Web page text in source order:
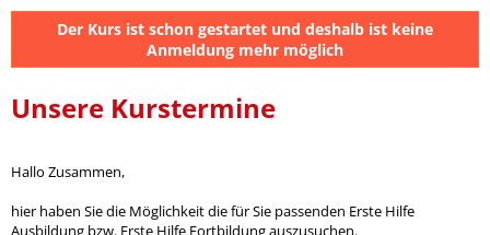
Der Kurs ist schon gestartet und deshalb ist keine
Anmeldung mehr möglich
Unsere Kurstermine
Hallo Zusammen,
hier haben Sie die Möglichkeit die für Sie passenden Erste Hilfe
Ausbildung bzw. Erste Hilfe Fortbildung auszusuchen.